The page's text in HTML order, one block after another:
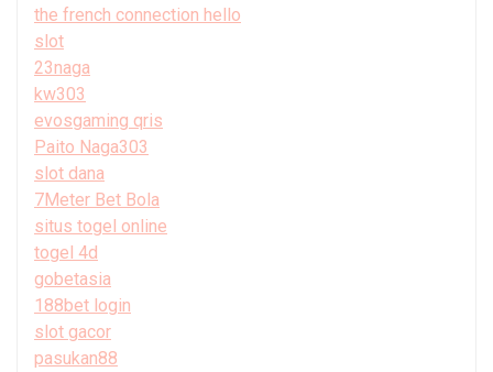
the french connection hello
slot
23naga
kw303
evosgaming qris
Paito Naga303
slot dana
7Meter Bet Bola
situs togel online
togel 4d
gobetasia
188bet login
slot gacor
pasukan88